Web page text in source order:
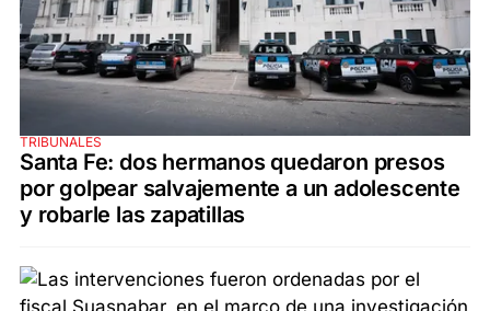
TRIBUNALES
Santa Fe: dos hermanos quedaron presos
por golpear salvajemente a un adolescente
y robarle las zapatillas